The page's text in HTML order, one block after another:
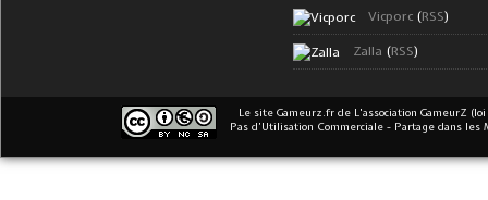
Vicporc (RSS)
Zalla (RSS)
Le site Gameurz.fr de L'association GameurZ (loi
Pas d’Utilisation Commerciale - Partage dans